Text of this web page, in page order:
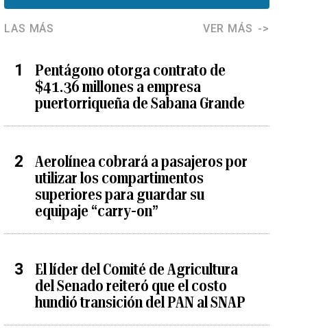
LAS MÁS VER MÁS
Pentágono otorga contrato de
$41.36 millones a empresa
puertorriqueña de Sabana Grande
Aerolínea cobrará a pasajeros por
utilizar los compartimentos
superiores para guardar su
equipaje “carry-on”
El líder del Comité de Agricultura
del Senado reiteró que el costo
hundió transición del PAN al SNAP